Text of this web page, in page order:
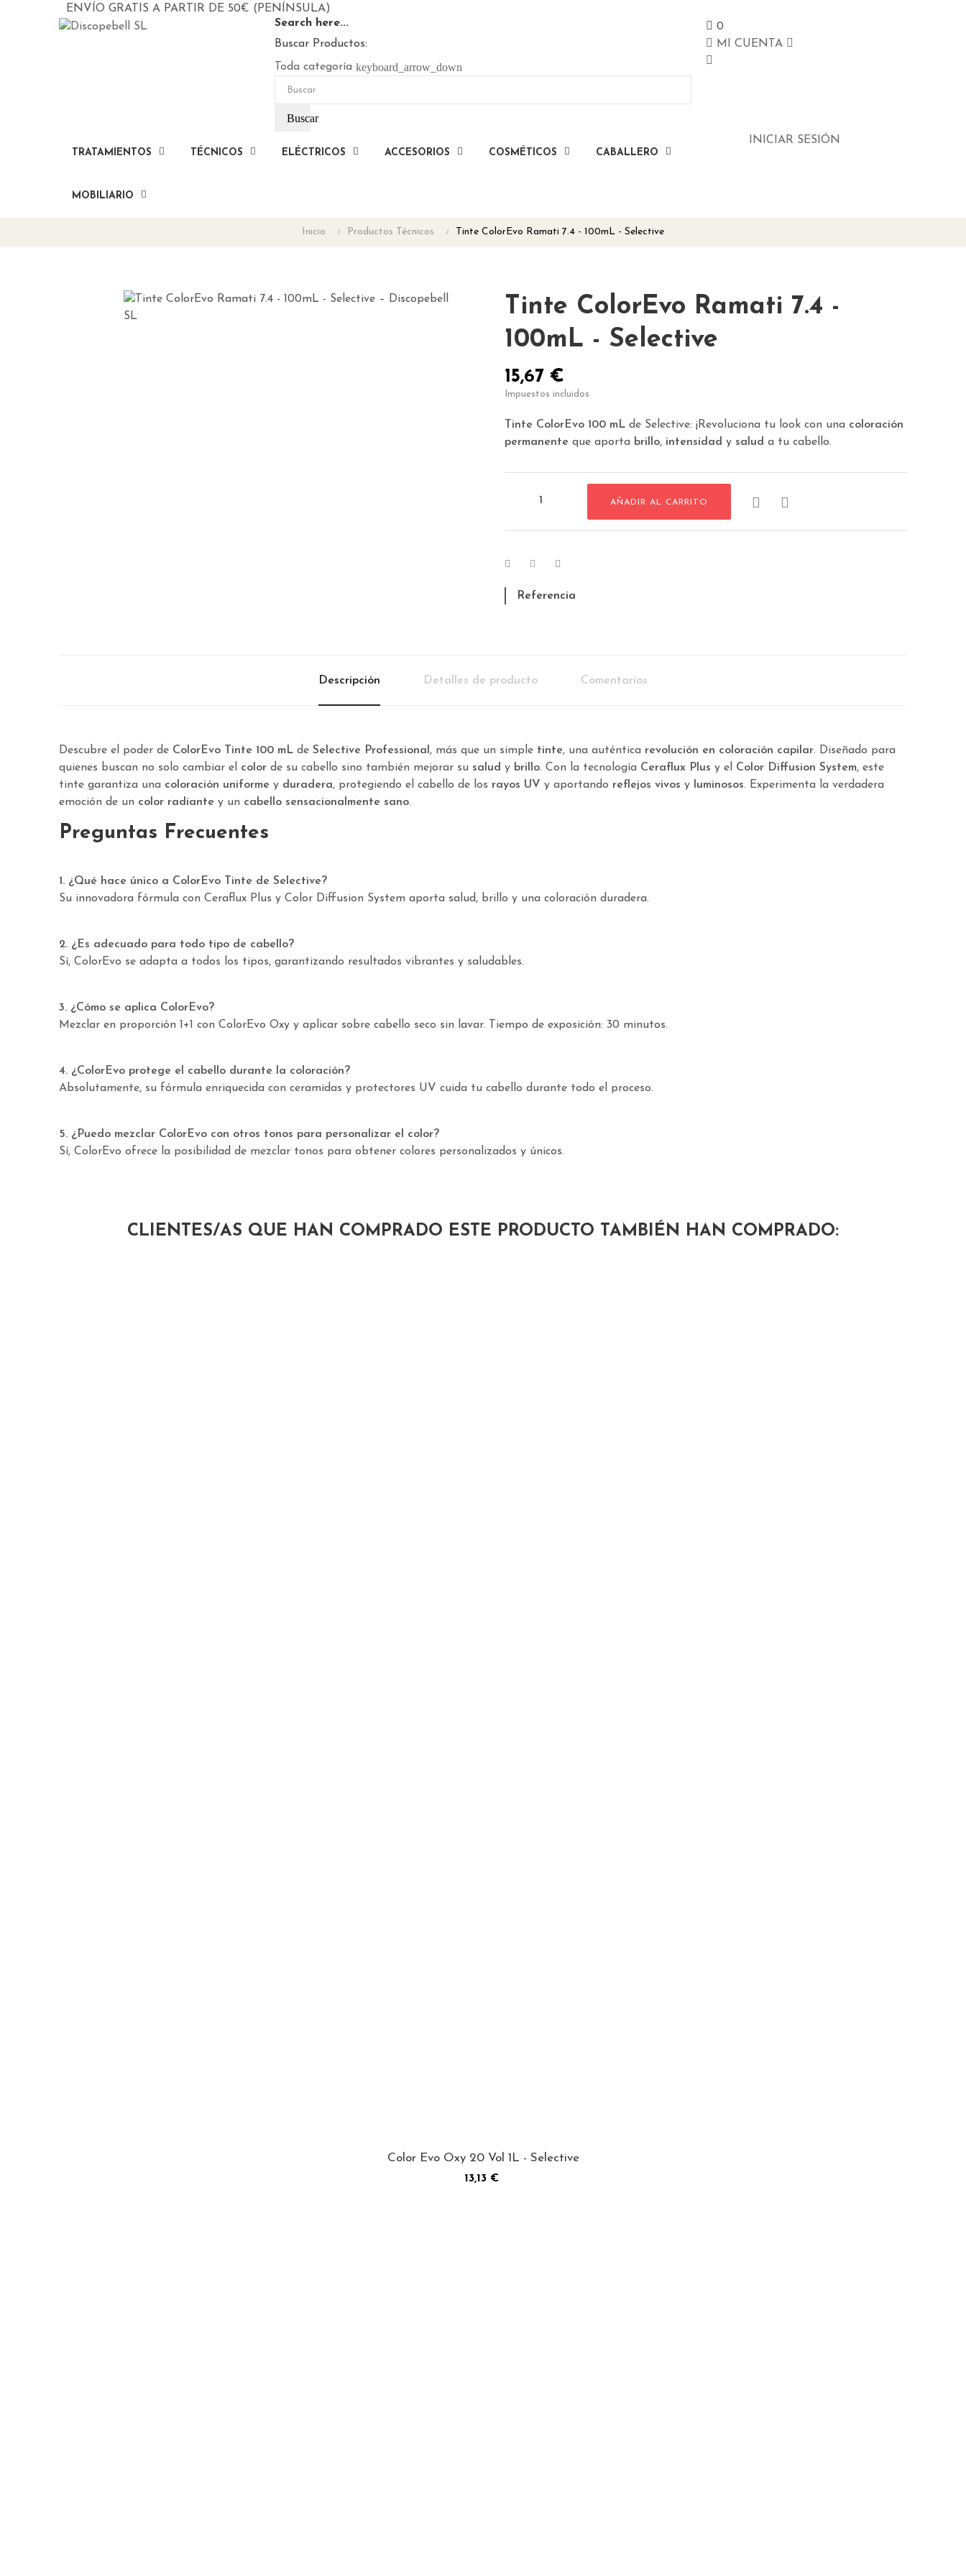
ENVÍO GRATIS A PARTIR DE 50€ (PENÍNSULA)
Search here...
Buscar Productos:
Toda categoría keyboard_arrow_down
Buscar
0
MI CUENTA
TRATAMIENTOS TÉCNICOS ELÉCTRICOS ACCESORIOS COSMÉTICOS CABALLERO
MOBILIARIO
INICIAR SESIÓN
Inicio Productos Técnicos Tinte ColorEvo Ramati 7.4 - 100mL - Selective
Tinte ColorEvo Ramati 7.4 -
100mL - Selective
15,67 €
Impuestos incluidos
Tinte ColorEvo 100 mL de Selective: ¡Revoluciona tu look con una coloración
permanente que aporta brillo, intensidad y salud a tu cabello.
AÑADIR AL CARRITO  
Referencia
Descripción Detalles de producto Comentarios
Descubre el poder de ColorEvo Tinte 100 mL de Selective Professional , más que un simple tinte, una auténtica revolución en coloración capilar. Diseñado para
quienes buscan no solo cambiar el color de su cabello sino también mejorar su salud y brillo. Con la tecnología Ceraflux Plus y el Color Diffusion System, este
tinte garantiza una coloración uniforme y duradera, protegiendo el cabello de los rayos UV y aportando reflejos vivos y luminosos. Experimenta la verdadera
emoción de un color radiante y un cabello sensacionalmente sano.
Preguntas Frecuentes
1. ¿Qué hace único a ColorEvo Tinte de Selective?
Su innovadora fórmula con Ceraflux Plus y Color Diffusion System aporta salud, brillo y una coloración duradera.
2. ¿Es adecuado para todo tipo de cabello?
Sí, ColorEvo se adapta a todos los tipos, garantizando resultados vibrantes y saludables.
3. ¿Cómo se aplica ColorEvo?
Mezclar en proporción 1+1 con ColorEvo Oxy y aplicar sobre cabello seco sin lavar. Tiempo de exposición: 30 minutos.
4. ¿ColorEvo protege el cabello durante la coloración?
Absolutamente, su fórmula enriquecida con ceramidas y protectores UV cuida tu cabello durante todo el proceso.
5. ¿Puedo mezclar ColorEvo con otros tonos para personalizar el color?
Sí, ColorEvo ofrece la posibilidad de mezclar tonos para obtener colores personalizados y únicos.
CLIENTES/AS QUE HAN COMPRADO ESTE PRODUCTO TAMBIÉN HAN COMPRADO:
Color Evo Oxy 20 Vol 1L - Selective
Precio
13,13 €